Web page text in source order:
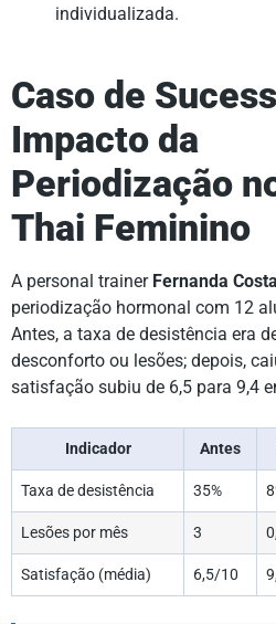
individualizada.
Caso de
Impacto da
Periodização
Thai Feminino
A personal trainer Fernanda Costa
periodização hormonal com 12
Antes, a taxa de desistência era
desconforto ou lesões; depois,
satisfação subiu de 6,5 para 9,4
Indicador Antes
Taxa de desistência 35%
Lesões por mês 3
Satisfação (média) 6,5/10